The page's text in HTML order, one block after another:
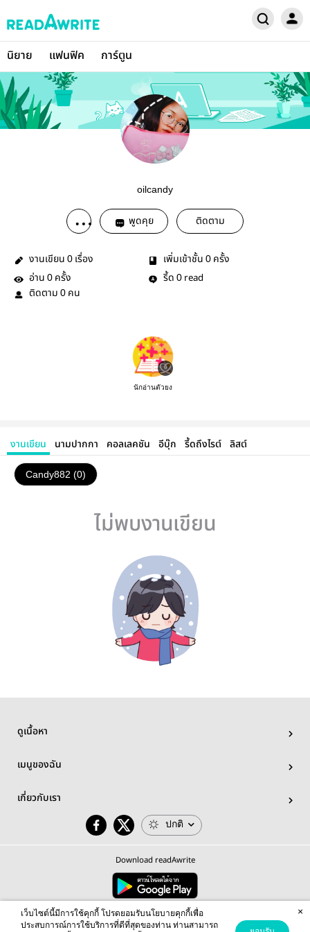
นิยาย แฟนฟิค การ์ตูน
oilcandy
พูดคุย ติดตาม
งานเขียน 0 เรื่อง เพิ่มเข้าชั้น 0 ครั้ง
อ่าน 0 ครั้ง รี้ด 0 read
ติดตาม 0 คน
นักอ่านตัวยง
งานเขียน นามปากกา คอลเลคชัน อีบุ๊ก รี้ดถึงไรต์ ลิสต์
Candy882 (0)
ไม่พบงานเขียน
ดูเนื้อหา
เมนูของฉัน
เกี่ยวกับเรา
ปกติ
Download readAwrite
© 2026 readAwrite.com by MEB Corporation Public Company Limited
This site is protected by reCAPTCHA and the Google Privacy Policy Terms of Serviceapply.
เว็บไซต์นี้มีการใช้คุกกี้ โปรดยอมรับนโยบายคุกกี้เพื่อ
ประสบการณ์การใช้บริการที่ดีที่สุดของท่าน ท่านสามารถ
×